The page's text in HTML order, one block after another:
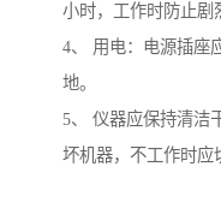
小时，工作时防止剧
4、 用电：电源插座
地。
5、 仪器应保持清洁
坏机器，不工作时应